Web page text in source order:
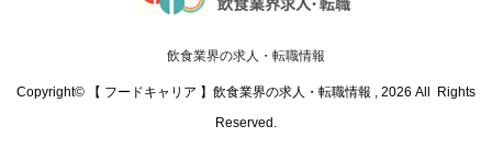
飲食業界の求人・転職情報
Copyright© 【 フードキャリア 】飲食業界の求人・転職情報 , 2026 All Rights
Reserved.